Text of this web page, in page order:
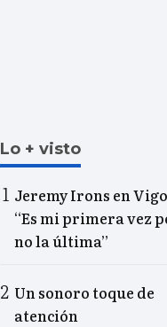
Lo + visto
Jeremy Irons en
“Es mi primera vez
no la última”
Un sonoro toque de
atención